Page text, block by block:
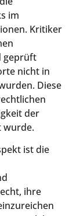
im
Kritiker
geprüft
nicht in
Diese
der
wurde.
ist die
ihre